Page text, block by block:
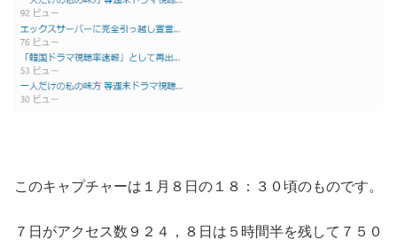
このキャプチャーは１月８日の１８：３０頃のものです。
７日がアクセス数９２４，８日は５時間半を残して７５０